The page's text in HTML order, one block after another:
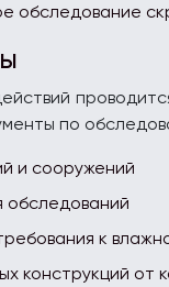
обследование
по
и сооружений
обследований
к
конструкций от